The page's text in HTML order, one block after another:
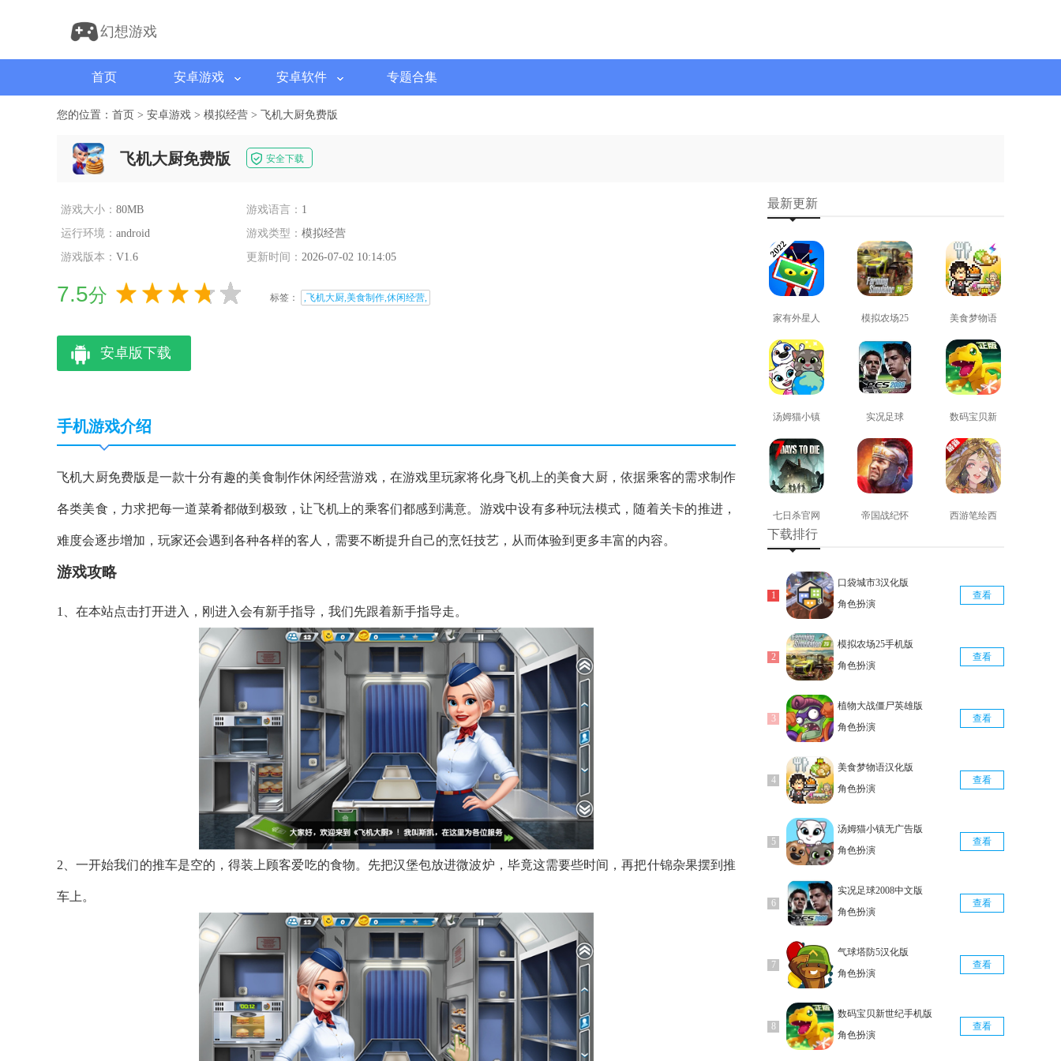
幻想游戏
首页 安卓游戏 安卓软件 专题合集
您的位置： 首页 > 安卓游戏 > 模拟经营 > 飞机大厨免费版
飞机大厨免费版 安全下载
游戏大小： 80MB 游戏语言： 1
运行环境： android 游戏类型： 模拟经营
游戏版本： V1.6 更新时间： 2026-07-02 10:14:05
7.5分 标签： ,飞机大厨,美食制作,休闲经营,
安卓版下载
手机游戏介绍
飞机大厨免费版是一款十分有趣的美食制作休闲经营游戏，在游戏里玩家将化身飞机上的美食大厨，依据乘客的需求制作
各类美食，力求把每一道菜肴都做到极致，让飞机上的乘客们都感到满意。游戏中设有多种玩法模式，随着关卡的推进，
难度会逐步增加，玩家还会遇到各种各样的客人，需要不断提升自己的烹饪技艺，从而体验到更多丰富的内容。
游戏攻略
1、在本站点击打开进入，刚进入会有新手指导，我们先跟着新手指导走。
2、一开始我们的推车是空的，得装上顾客爱吃的食物。先把汉堡包放进微波炉，毕竟这需要些时间，再把什锦杂果摆到推
车上。
最新更新
家有外星人
免费版
查看
模拟农场25
免费版
查看
美食梦物语
正版
查看
汤姆猫小镇
免费版
查看
实况足球
2008安卓版
查看
数码宝贝新
世纪免费版
查看
七日杀官网
版
查看
帝国战纪怀
西游笔绘西
下载排行
口袋城市3汉化版
角色扮演
查看
模拟农场25手机版
角色扮演
查看
植物大战僵尸英雄版
角色扮演
查看
美食梦物语汉化版
角色扮演
查看
汤姆猫小镇无广告版
角色扮演
查看
实况足球2008中文版
角色扮演
查看
气球塔防5汉化版
角色扮演
查看
数码宝贝新世纪手机版
角色扮演
查看